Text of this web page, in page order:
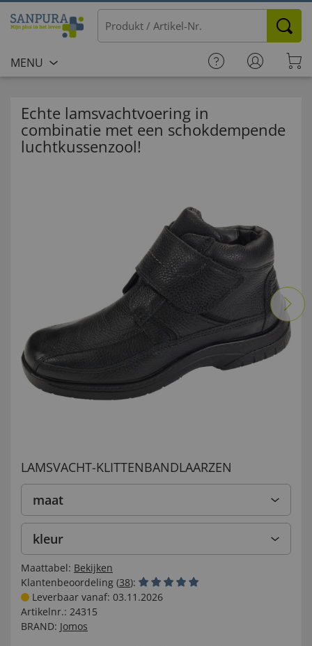
MENU
Echte lamsvachtvoering in
combinatie met een schokdempende
luchtkussenzool!
LAMSVACHT-KLITTENBANDLAARZEN
maat
kleur
Maattabel: Bekijken
Klantenbeoordeling (38):
Leverbaar vanaf: 03.11.2026
Artikelnr.: 24315
BRAND: Jomos